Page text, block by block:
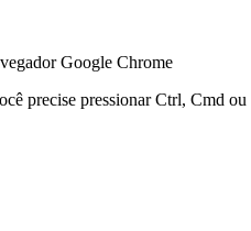
Google Chrome
precise pressionar Ctrl, Cmd